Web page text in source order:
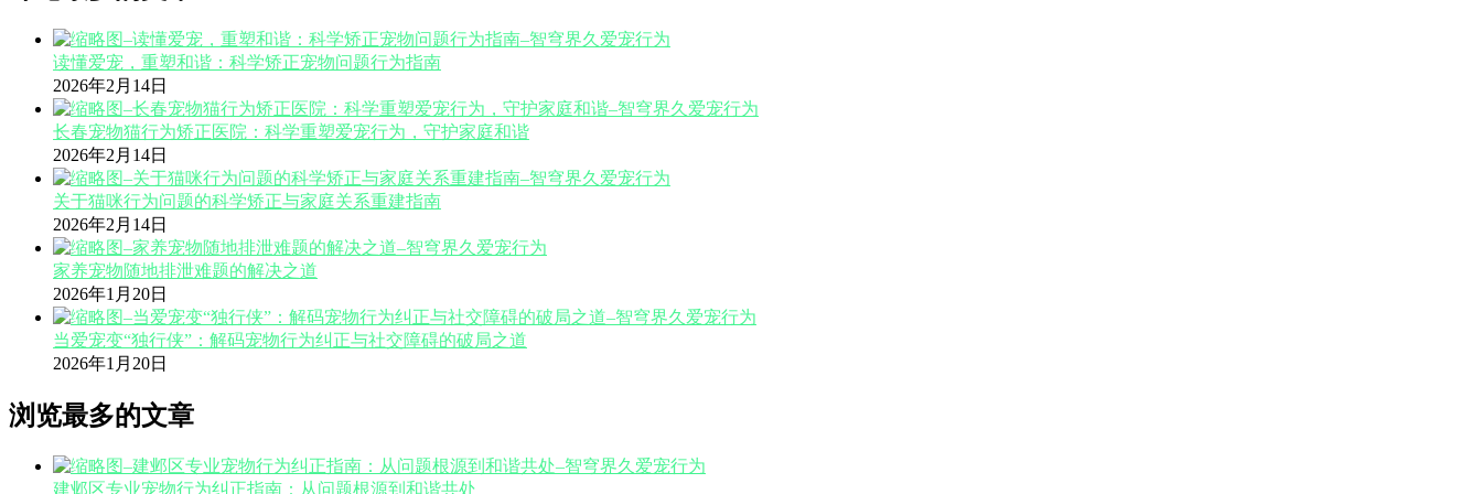
读懂爱宠，重塑和谐：科学矫正宠物问题行为指南
2026年2月14日
长春宠物猫行为矫正医院：科学重塑爱宠行为，守护家庭和谐
2026年2月14日
关于猫咪行为问题的科学矫正与家庭关系重建指南
2026年2月14日
家养宠物随地排泄难题的解决之道
2026年1月20日
当爱宠变“独行侠”：解码宠物行为纠正与社交障碍的破局之道
2026年1月20日
浏览最多的文章
建邺区专业宠物行为纠正指南：从问题根源到和谐共处